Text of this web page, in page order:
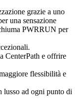
grazie a uno
una sensazione
PWRRUN per
CenterPath e offrire
flessibilità e
lusso ad ogni punto di